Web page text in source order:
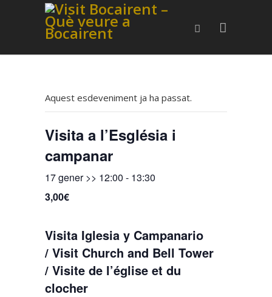
Aquest esdeveniment ja ha passat.
Visita a l’Església i
campanar
17 gener >> 12:00 - 13:30
3,00€
Visita Iglesia y Campanario
/ Visit Church and Bell Tower
/ Visite de l’église et du
clocher